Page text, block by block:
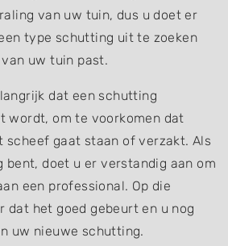
van uw tuin, dus u doet er
type schutting uit te zoeken
uw tuin past.
dat een schutting
wordt, om te voorkomen dat
scheef gaat staan of verzakt. Als
bent, doet u er verstandig aan om
een professional. Op die
dat het goed gebeurt en u nog
uw nieuwe schutting.